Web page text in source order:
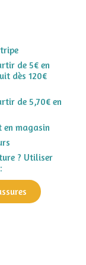
de 5€ en
dès 120€
de 5,70€ en
magasin
? Utiliser